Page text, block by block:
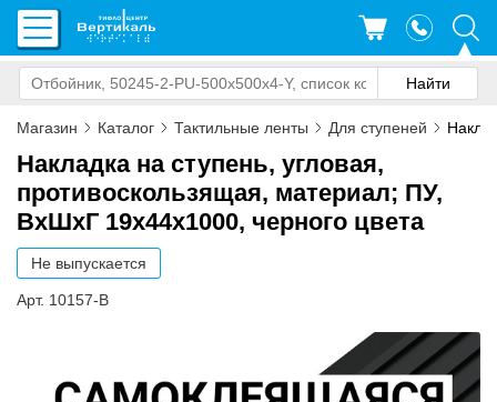
Магазин Каталог Тактильные ленты Для ступеней
Накладка на ступень, угловая,
противоскользящая, материал; ПУ,
ВxШxГ 19х44х1000, черного цвета
Не выпускается
Арт. 10157-B